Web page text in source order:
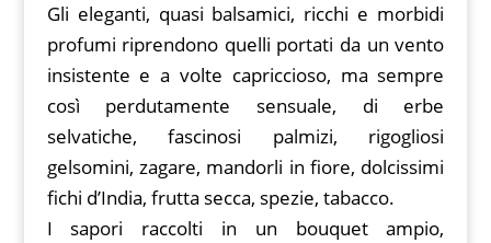
Gli eleganti, quasi balsamici, ricchi e morbidi
profumi riprendono quelli portati da un vento
insistente e a volte capriccioso, ma sempre
così perdutamente sensuale, di erbe
selvatiche, fascinosi palmizi, rigogliosi
gelsomini, zagare, mandorli in fiore, dolcissimi
fichi d’India, frutta secca, spezie, tabacco.
I sapori raccolti in un bouquet ampio,